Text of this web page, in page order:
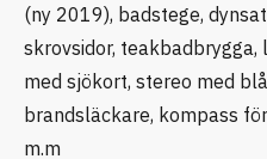
(ny 2019), badstege,
skrovsidor,
med sjökort, stereo med
brandsläckare, kompass
m.m